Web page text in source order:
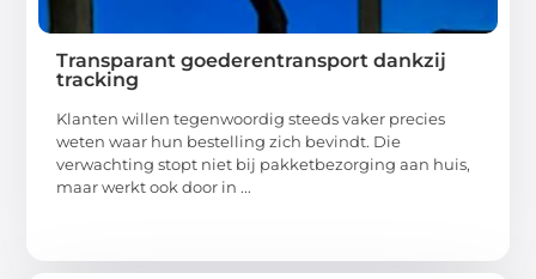
Transparant goederentransport dankzij
tracking
weten waar hun bestelling zich bevindt. Die
verwachting stopt niet bij pakketbezorging aan huis,
maar werkt ook door in ...